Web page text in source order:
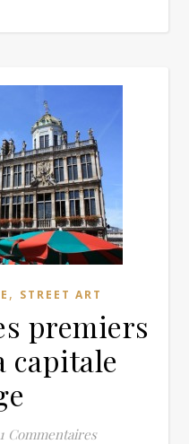
, STREET ART
premiers
capitale
Commentaires